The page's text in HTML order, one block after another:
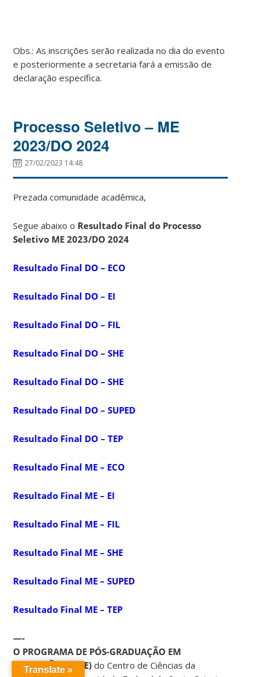
Obs.: As inscrições serão realizada no dia do evento
e posteriormente a secretaria fará a emissão de
declaração específica.
Processo Seletivo – ME
2023/DO 2024
27/02/2023 14:48
Prezada comunidade acadêmica,
Segue abaixo o Resultado Final do Processo
Seletivo ME 2023/DO 2024
Resultado Final DO – ECO
Resultado Final DO – EI
Resultado Final DO – FIL
Resultado Final DO – SHE
Resultado Final DO – SHE
Resultado Final DO – SUPED
Resultado Final DO – TEP
Resultado Final ME – ECO
Resultado Final ME – EI
Resultado Final ME – FIL
Resultado Final ME – SHE
Resultado Final ME – SUPED
Resultado Final ME – TEP
—-
O PROGRAMA DE PÓS-GRADUAÇÃO EM
EDUCAÇÃO (PPGE) do Centro de Ciências da
Translate »